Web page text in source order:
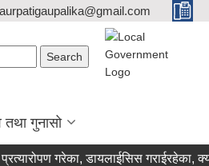
गुनासो
गरेका, डायलाईसिस गराईरहेका,